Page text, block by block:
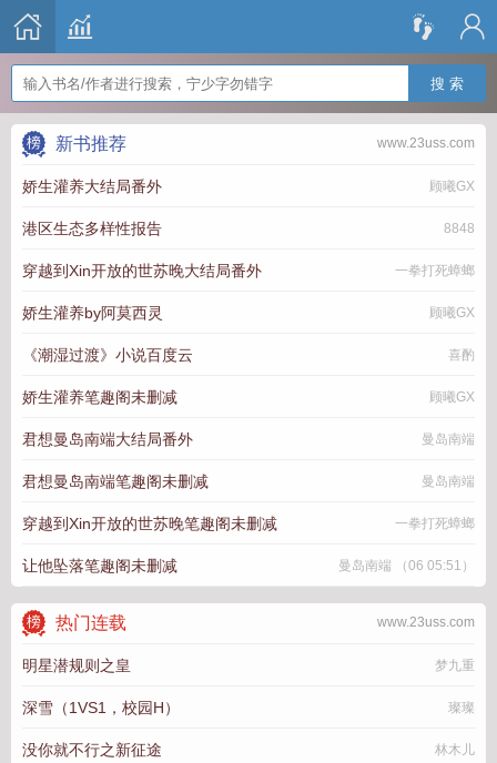
搜 索
www.23uss.com
新书推荐
娇生灌养大结局番外 顾曦GX
港区生态多样性报告 8848
穿越到Xin开放的世苏晚大结局番外 一拳打死蟑螂
娇生灌养by阿莫西灵 顾曦GX
《潮湿过渡》小说百度云 喜酌
娇生灌养笔趣阁未删减 顾曦GX
君想曼岛南端大结局番外 曼岛南端
君想曼岛南端笔趣阁未删减 曼岛南端
穿越到Xin开放的世苏晚笔趣阁未删减 一拳打死蟑螂
让他坠落笔趣阁未删减 曼岛南端 （06 05:51）
www.23uss.com
热门连载
明星潜规则之皇 梦九重
深雪（1VS1，校园H） 璨璨
没你就不行之新征途 林木儿